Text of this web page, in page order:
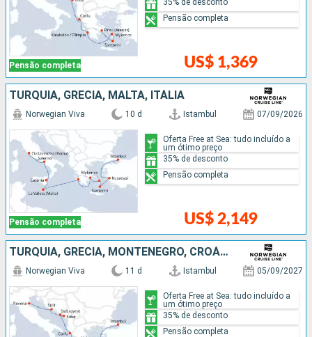
Pensão completa US$ 1,369
Pensão completa
TURQUIA, GRÉCIA, MALTA, ITÁLIA
Pensão completa
Norwegian Viva 10 d Istambul 07/09/2026
US$ 2,149
Oferta Free at Sea: tudo incluído a
um ótimo preço
35% de desconto
Pensão completa
TURQUIA, GRÉCIA, MONTENEGRO, CROÁCIA, ITÁLIA
Norwegian Viva 11 d Istambul 05/09/2027
Oferta Free at Sea: tudo incluído a
um ótimo preço
35% de desconto
Pensão completa